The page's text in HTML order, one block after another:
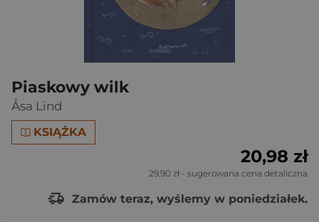
Piaskowy wilk
Åsa Lind
KSIĄŻKA
20,98 zł
29,90 zł - sugerowana cena detaliczna
Zamów teraz, wyślemy w poniedziałek.